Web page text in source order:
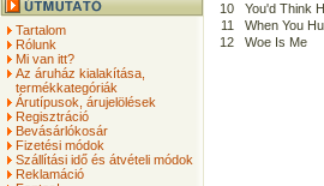
Tartalom
Rólunk
Mi van itt?
Az áruház kialakítása,
termékkategóriák
Árutípusok, árujelölések
Regisztráció
Bevásárlókosár
Fizetési módok
Szállítási idő és átvételi módok
Reklamáció
10
You'd Think
11
When You
12
Woe Is Me